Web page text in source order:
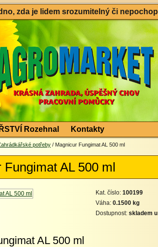
zda je lidem srozumitelný či
Rozehnal Kontakty
potřeby / Magnicur Fungimat AL 500 ml
Fungimat AL 500 ml
Kat. číslo: 100199
Váha: 0.1500 kg
Dostupnost: skladem
AL 500 ml